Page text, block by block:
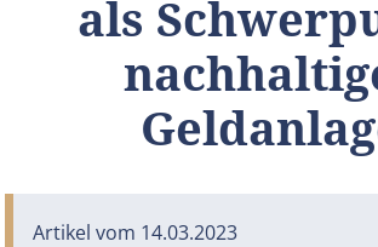
als
Artikel vom 14.03.2023